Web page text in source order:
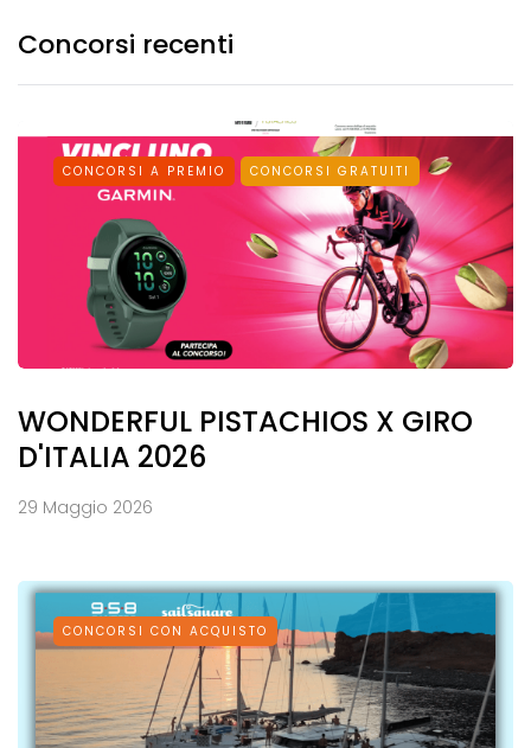
Concorsi recenti
CONCORSI A PREMIO CONCORSI GRATUITI
WONDERFUL PISTACHIOS X GIRO
D'ITALIA 2026
29 Maggio 2026
CONCORSI CON ACQUISTO